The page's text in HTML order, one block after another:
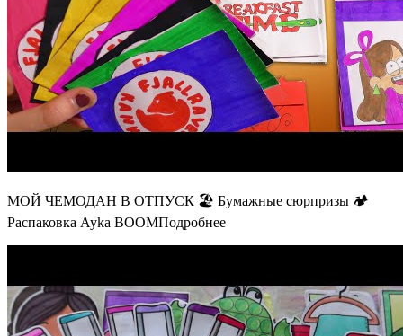
МОЙ ЧЕМОДАН В ОТПУСК 🏖 Бумажные сюрпризы 🏕
Распаковка Ayka BOOMПодробнее